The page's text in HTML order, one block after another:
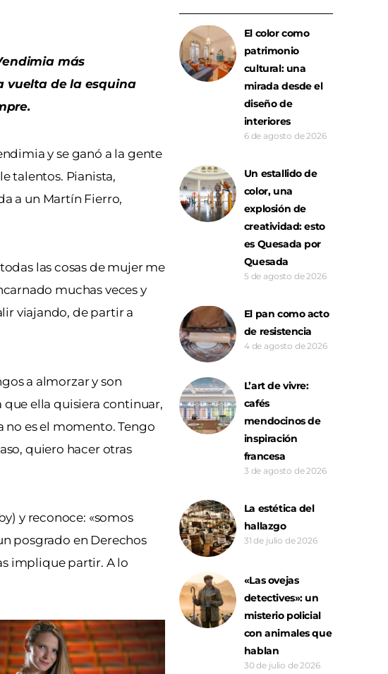
más
vuelta de la esquina
y se ganó a la gente
talentos. Pianista,
a un Martín Fierro,
las cosas de mujer me
muchas veces y
viajando, de partir a
a almorzar y son
que ella quisiera continuar,
es el momento. Tengo
quiero hacer otras
y reconoce: «somos
posgrado en Derechos
implique partir. A lo
El color como
patrimonio
cultural: una
mirada desde el
diseño de
interiores
6 de agosto de 2026
Un estallido de
color, una
explosión de
creatividad: esto
es Quesada por
Quesada
5 de agosto de 2026
El pan como acto
de resistencia
4 de agosto de 2026
L’art de vivre:
cafés
mendocinos de
inspiración
francesa
3 de agosto de 2026
La estética del
hallazgo
31 de julio de 2026
«Las ovejas
detectives»: un
misterio policial
con animales que
hablan
30 de julio de 2026